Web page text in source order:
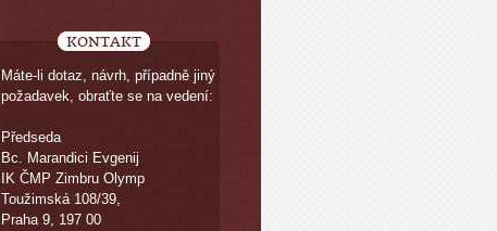
KONTAKT
Máte-li dotaz, návrh, případně jiný
požadavek, obraťte se na vedení:
Předseda
Bc. Marandici Evgenij
IK ČMP Zimbru Olymp
Toužimská 108/39,
Praha 9, 197 00